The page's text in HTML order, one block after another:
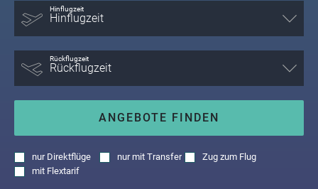
ANGEBOTE FINDEN
nur Direktflüge nurmit Transfer
Zug zum Flug
mit Flextarif
Hinflugzeit
Rückflugzeit